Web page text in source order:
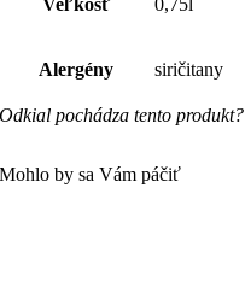
Veľkosť 0,75l
Alergény siričitany
Odkial pochádza tento produkt?
Mohlo by sa Vám páčiť